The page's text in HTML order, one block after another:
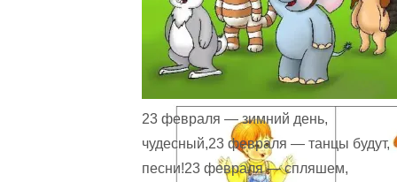
23 февраля — зимний день,
чудесный,23 февраля — танцы будут,
песни!23 февраля — спляшем,